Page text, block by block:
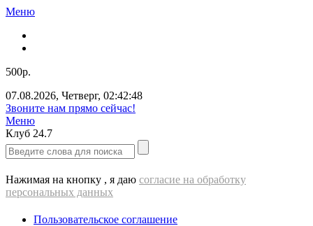
Меню
500р.
07.08.2026, Четверг, 02:42:49
Звоните нам прямо сейчас!
Меню
Клуб 24.7
Нажимая на кнопку , я даю согласие на обработку
персональных данных
Пользовательское соглашение